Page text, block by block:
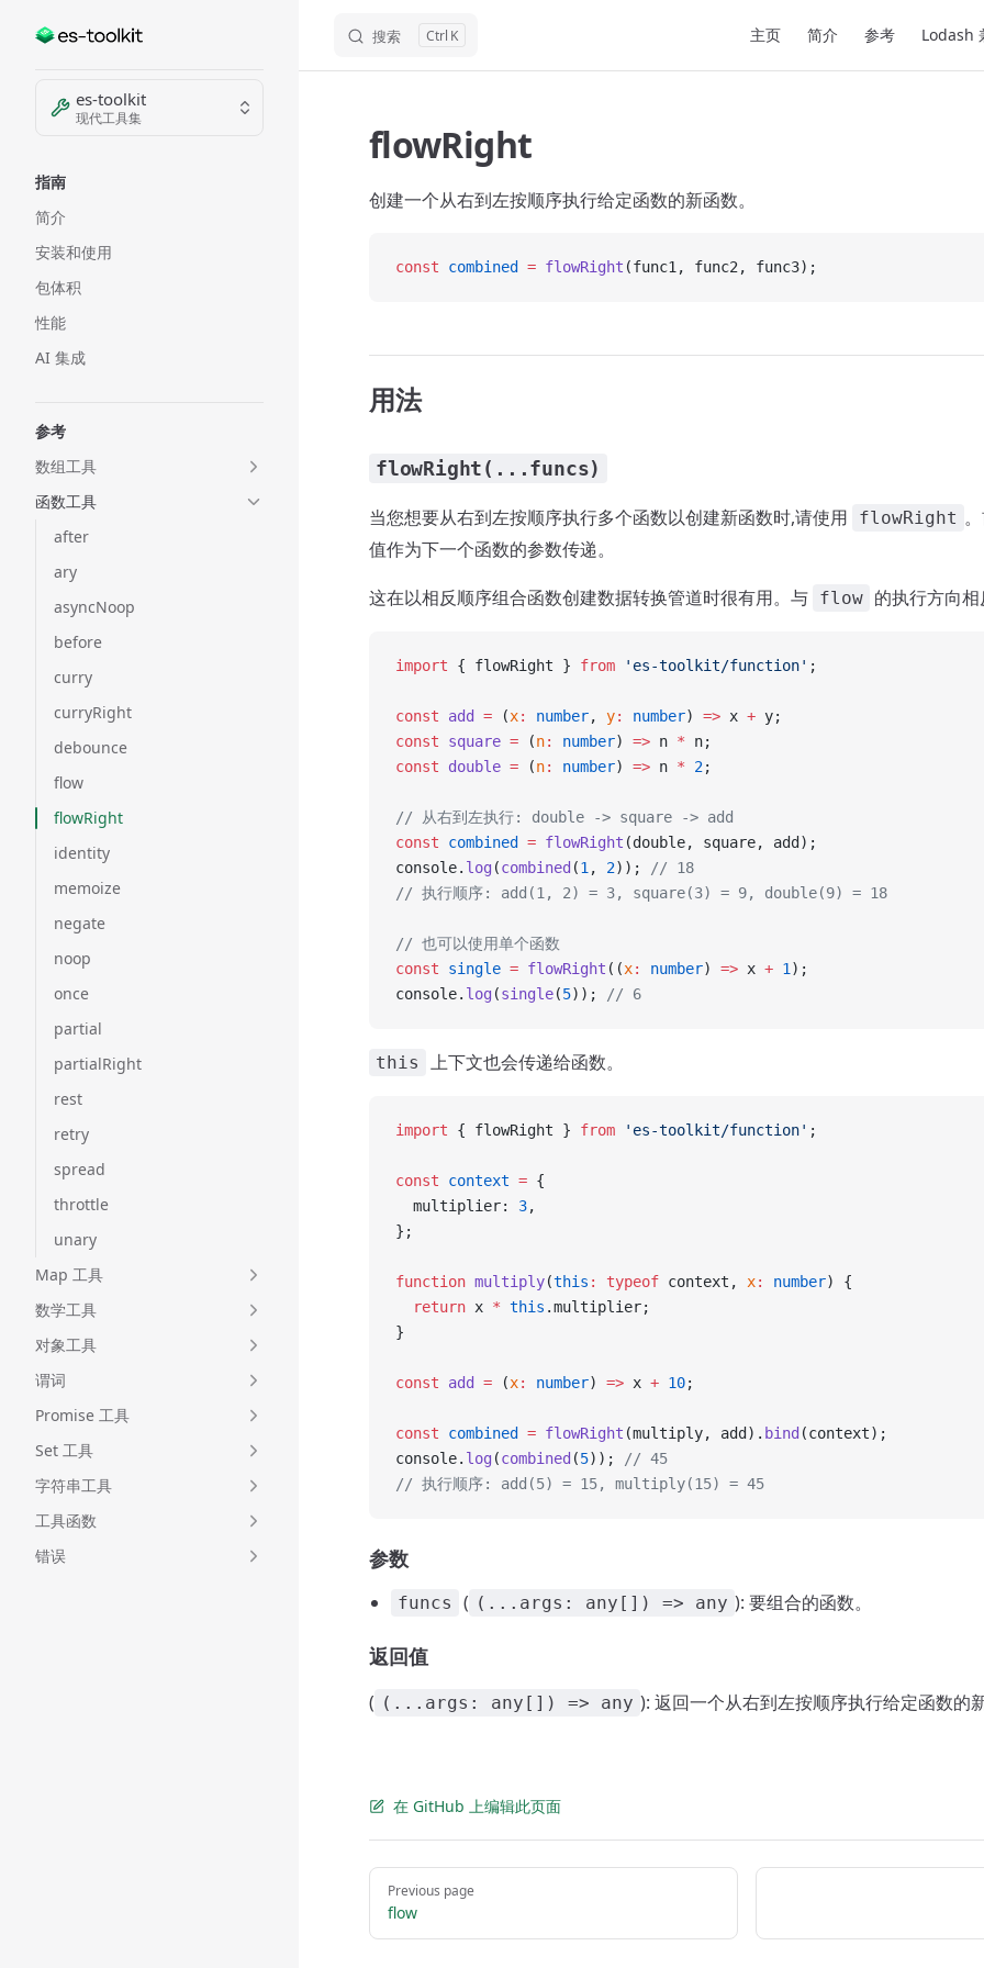
Skip to content 搜索 K 主页 简介 参考 Lodash
Sidebar Navigation
es-toolkit
现代工具集
指南
简介
安装和使用
包体积
性能
AI 集成
参考
数组工具
函数工具
after
ary
asyncNoop
before
curry
curryRight
debounce
flow
flowRight
identity
memoize
negate
noop
once
partial
partialRight
rest
retry
spread
throttle
unary
Map 工具
数学工具
对象工具
谓词
Promise 工具
Set 工具
字符串工具
工具函数
错误
flowRight
创建一个从右到左按顺序执行给定函数的新函数。
const combined = flowRight (func1, func2, func3);
用法
flowRight(...funcs)
当您想要从右到左按顺序执行多个函数以创建新函数时,请使用 flowRight
值作为下一个函数的参数传递。
这在以相反顺序组合函数创建数据转换管道时很有用。与 flow 的执行方向相
import { flowRight } from 'es-toolkit/function' ;
const add = (x: number, y: number) => x + y;
const square = (n: number) => n * n;
const double = (n: number) => n * 2;
// 从右到左执行: double -> square -> add
const combined = flowRight (double, square, add);
console. log (combined (1 , 2));
// 18
// 执行顺序: add(1, 2) = 3, square(3) = 9, double(9) = 18
// 也可以使用单个函数
const single = flowRight ((x: number) => x + 1 );
console. log (single(5)); // 6
this 上下文也会传递给函数。
import { flowRight } from 'es-toolkit/function' ;
const context = {
  multiplier:
3,
};
function multiply(this : typeof context, x: number) {
  return
x * this .multiplier;
}
const add = (x: number) => x + 10;
const combined = flowRight (multiply, add). bind (context);
console. log (combined (5));
// 45
// 执行顺序: add(5) = 15, multiply(15) = 45
参数
funcs ( (...args: any[]) => any ): 要组合的函数。
返回值
( (...args: any[]) => any ): 返回一个从右到左按顺序执行给定函数的新
在 GitHub 上编辑此页面
Pager
Previous page
flow